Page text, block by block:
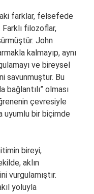
farklar, felsefede
Farklı filozoflar,
John
kalmayıp, aynı
ve bireysel
savunmuştur. Bu
bağlantılı” olması
çevresiyle
uyumlu bir biçimde
bireyi,
aklın
vurgulamıştır.
yoluyla